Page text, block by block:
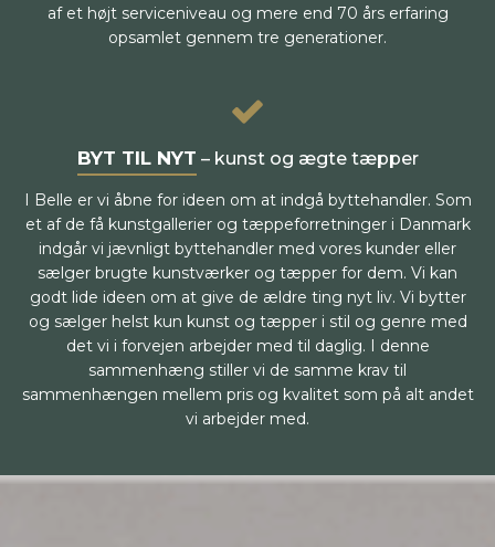
af et højt serviceniveau og mere end 70 års erfaring
opsamlet gennem tre generationer.
BYT TIL NYT – kunst og ægte tæpper
I Belle er vi åbne for ideen om at indgå byttehandler. Som
et af de få kunstgallerier og tæppeforretninger i Danmark
indgår vi jævnligt byttehandler med vores kunder eller
sælger brugte kunstværker og tæpper for dem. Vi kan
godt lide ideen om at give de ældre ting nyt liv. Vi bytter
og sælger helst kun kunst og tæpper i stil og genre med
det vi i forvejen arbejder med til daglig. I denne
sammenhæng stiller vi de samme krav til
sammenhængen mellem pris og kvalitet som på alt andet
vi arbejder med.